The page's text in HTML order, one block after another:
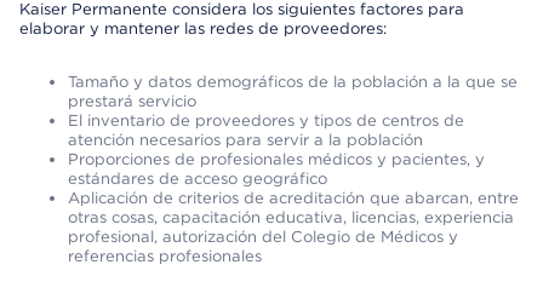
Kaiser Permanente considera los siguientes factores para
elaborar y mantener las redes de proveedores:
Tamaño y datos demográficos de la población a la que se
prestará servicio
El inventario de proveedores y tipos de centros de
atención necesarios para servir a la población
Proporciones de profesionales médicos y pacientes, y
estándares de acceso geográfico
Aplicación de criterios de acreditación que abarcan, entre
otras cosas, capacitación educativa, licencias, experiencia
profesional, autorización del Colegio de Médicos y
referencias profesionales